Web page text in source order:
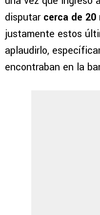
disputar cerca de 20
justamente estos
aplaudirlo,
encontraban en la